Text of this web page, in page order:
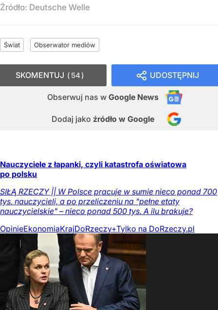
Źródło: Deutsche Welle
Świat Obserwator mediów
UDOSTĘPNIJ
Obserwuj nas w Google News
Dodaj jako źródło w Google
SKOMENTUJ 54
Nauczyciele z łapanki, czyli katastrofa oświatowa
po polsku
SIŁĄ RZECZY || W Polsce pracuje w sumie nieco ponad 700
tys. nauczycieli, a po przeliczeniu na "pełne etaty
nauczycielskie" – nieco ponad 500 tys. A ilu brakuje?
OpinieEkonomiaKrajDoRzeczy+Tylko na DoRzeczy.pl